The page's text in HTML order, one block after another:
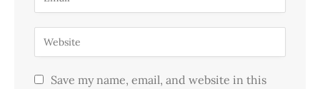
Save my name, email, and website in this